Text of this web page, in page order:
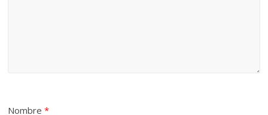
Nombre*